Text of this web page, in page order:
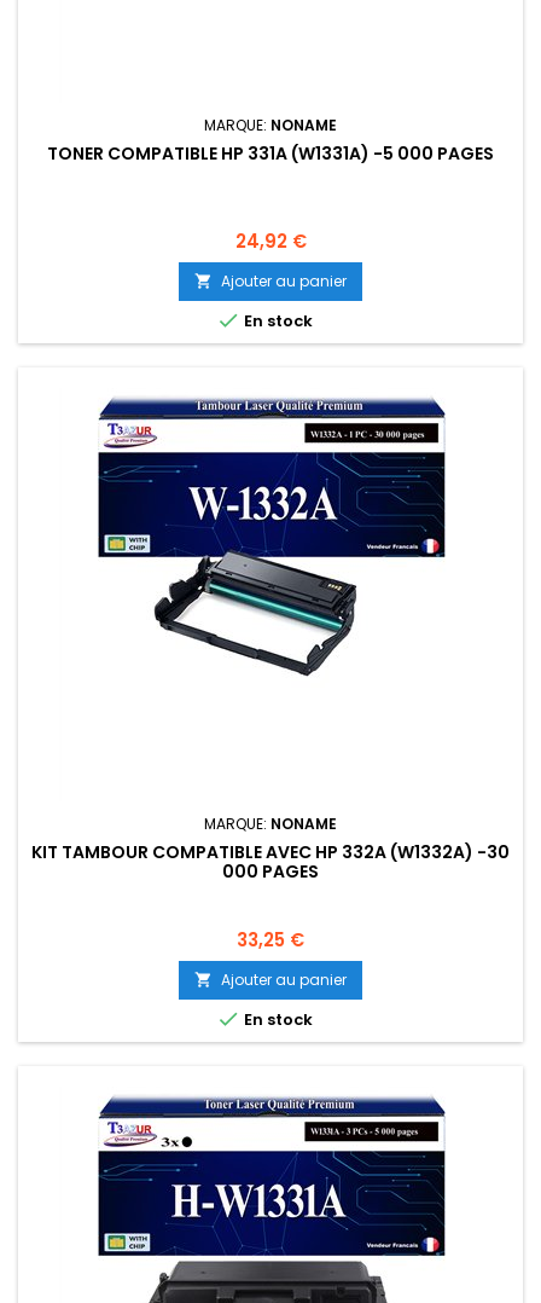
MARQUE: NONAME
TONER COMPATIBLE HP 331A (W1331A) -5 000 PAGES
Prix
24,92 €
 Ajouter au panier
 En stock
MARQUE: NONAME
KIT TAMBOUR COMPATIBLE AVEC HP 332A (W1332A) -30
000 PAGES
Prix
33,25 €
 Ajouter au panier
 En stock